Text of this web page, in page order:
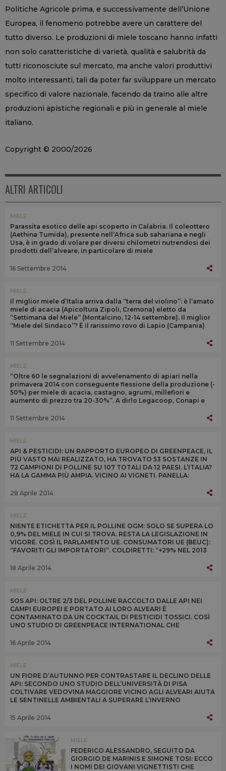
Politiche Agricole prima, e successivamente dell’Unione
Europea, il fenomeno potrebbe avere un carattere del
tutto diverso. Le produzioni di miele toscano hanno infatti
non solo caratteristiche di varietà, qualità e salubrità da
tutti riconosciute sul mercato, ma anche valori produttivi
molto interessanti, tali da poter far sviluppare un mercato
specifico di valore nazionale, facendo da traino alle altre
produzioni apistiche regionali e più in generale al miele
italiano.
Copyright © 2000/2026
ALTRI ARTICOLI
MIELE
Parassita esotico delle api scoperto in Calabria. Il coleottero
(Aethina Tumida), presente nell’Africa sub sahariana e negli
Usa, è in grado di volare per diversi chilometri nutrendosi dei
prodotti dell’alveare, in particolare di miele
16 Settembre 2014
MIELE
Il miglior miele d’Italia arriva dalla “terra del violino”: è l’amato
miele di acacia (Apicoltura Zipoli, Cremona) eletto da
“Settimana del Miele” (Montalcino, 12-14 settembre). Il miglior
“Miele del Sindaco”? È il rarissimo rovo di Lapio (Campania)
11 Settembre 2014
MIELE
“Oltre 60 le segnalazioni di avvelenamento di apiari nella
primavera 2014 con conseguente flessione della produzione (-
50%) per miele di acacia, castagno, agrumi, millefiori e
aumento di prezzo tra 20-30%”. A dirlo Legacoop, Conapi e
11 Settembre 2014
MIELE
API & PESTICIDI: UN RAPPORTO EUROPEO DI GREENPEACE, IL
PIÙ VASTO MAI REALIZZATO, HA TROVATO 53 SOSTANZE IN
72 CAMPIONI DI POLLINE SU 107 TOTALI DA 12 PAESI. L’ITALIA?
HA LA GAMMA PIÙ AMPIA. VICINO AI VIGNETI. PANELLA:
28 Aprile 2014
MIELE
NIENTE ETICHETTA PER IL POLLINE OGM: SOLO SE SUPERA LO
0,9% DEL MIELE IN CUI SI TROVA. RESTA LA LEGISLAZIONE IN
VIGORE. COSÌ IL PARLAMENTO UE. CONSUMATORI UE (BEUC):
“FAVORITI GLI IMPORTATORI”. COLDIRETTI: “+29% NEL 2013
18 Aprile 2014
MIELE
SOS API: OLTRE 2/3 DEL POLLINE RACCOLTO DALLE API NEI
CAMPI EUROPEI E PORTATO AI LORO ALVEARI È
CONTAMINATO DA UN COCKTAIL DI PESTICIDI TOSSICI. COSÌ
UNO STUDIO DI GREENPEACE INTERNATIONAL CHE
UCCIDERCI”
16 Aprile 2014
MIELE
UN FIORE D’AUTUNNO PER CONTRASTARE IL DECLINO DELLE
API: SECONDO UNO STUDIO DELL’UNIVERSITÀ DI PISA
COLTIVARE VEDOVINA MAGGIORE VICINO AGLI ALVEARI AIUTA
LE SENTINELLE AMBIENTALI A SUPERARE L’INVERNO
15 Aprile 2014
MIELE
FEDERICO ALESSANDRO, SEGUITO DA
GIORGIO DE MARINIS E SIMONE TOSI: ECCO
I NOMI DEI GIOVANI VIGNETTISTI CHE